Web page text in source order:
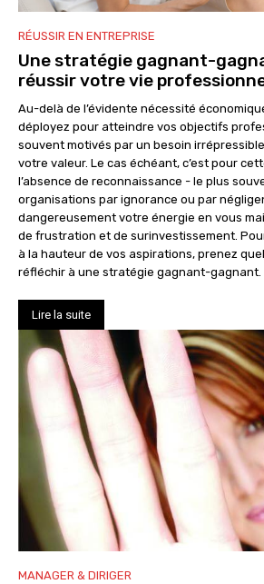
RÉUSSIR EN ENTREPRISE
Une stratégie gagnant-
réussir votre vie
Au-delà de l’évidente nécessité
déployez pour atteindre vos objectifs
souvent motivés par un besoin
votre valeur. Le cas échéant, c’est pour cette raison que
l’absence de reconnaissance - le plus
organisations par ignorance ou par
dangereusement votre énergie en vous
de frustration et de surinvestissement.
à la hauteur de vos aspirations, prenez
réfléchir à une stratégie gagnant-gagnant.
Lire la suite
MANAGER & DIRIGER